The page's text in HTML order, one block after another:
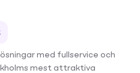
med fullservice och
mest attraktiva